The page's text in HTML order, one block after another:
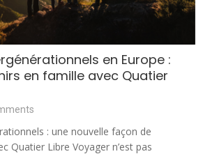
en Europe :
en famille avec Quatier
: une nouvelle façon de
Quatier Libre Voyager n’est pas